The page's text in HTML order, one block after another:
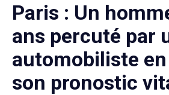
Paris : Un
ans percuté par
automobiliste
son pronostic